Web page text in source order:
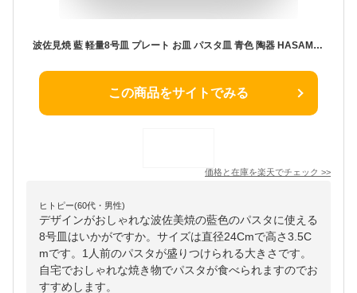
波佐見焼 藍 軽量8号皿 プレート お皿 パスタ皿 青色 陶器 HASAMI おしゃれ 一真窯
この商品をサイトでみる
価格と在庫を楽天でチェック >>
ヒトピー(60代・男性)
デザインがおしゃれな波佐美焼の藍色のパスタに使える
8号皿はいかがですか。サイズは直径24Cmで高さ3.5C
mです。1人前のパスタが盛りつけられる大きさです。
自宅でおしゃれな焼き物でパスタが食べられますのでお
すすめします。